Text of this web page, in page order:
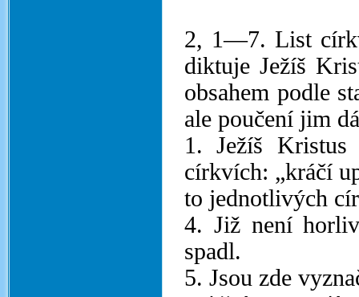
2, 1—7. List
diktuje Ježíš
obsahem podle
ale poučení jim
1. Ježíš Kristus
církvích: „kráčí
to jednotlivých
4. Již není
spadl.
5. Jsou zde